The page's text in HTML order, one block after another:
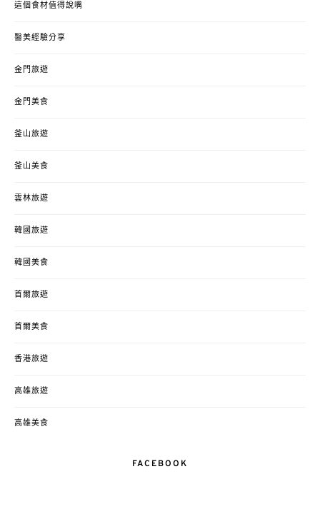
這個食材值得說嘴
醫美經驗分享
金門旅遊
金門美食
釜山旅遊
釜山美食
雲林旅遊
韓國旅遊
韓國美食
首爾旅遊
首爾美食
香港旅遊
高雄旅遊
高雄美食
FACEBOOK